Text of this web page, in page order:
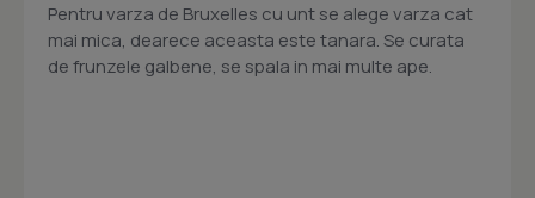
Pentru varza de Bruxelles cu unt se alege varza cat
mai mica, dearece aceasta este tanara. Se curata
de frunzele galbene, se spala in mai multe ape.